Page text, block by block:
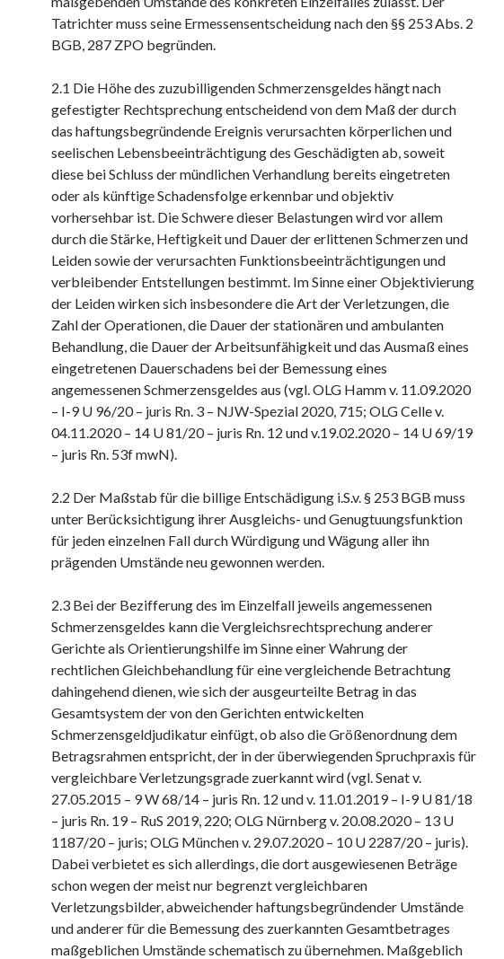
Tatrichter muss seine Ermessensentscheidung nach den §§ 253 Abs. 2
BGB, 287 ZPO begründen.
2.1 Die Höhe des zuzubilligenden Schmerzensgeldes hängt nach
gefestigter Rechtsprechung entscheidend von dem Maß der durch
das haftungsbegründende Ereignis verursachten körperlichen und
seelischen Lebensbeeinträchtigung des Geschädigten ab, soweit
diese bei Schluss der mündlichen Verhandlung bereits eingetreten
oder als künftige Schadensfolge erkennbar und objektiv
vorhersehbar ist. Die Schwere dieser Belastungen wird vor allem
durch die Stärke, Heftigkeit und Dauer der erlittenen Schmerzen und
Leiden sowie der verursachten Funktionsbeeinträchtigungen und
verbleibender Entstellungen bestimmt. Im Sinne einer Objektivierung
der Leiden wirken sich insbesondere die Art der Verletzungen, die
Zahl der Operationen, die Dauer der stationären und ambulanten
Behandlung, die Dauer der Arbeitsunfähigkeit und das Ausmaß eines
eingetretenen Dauerschadens bei der Bemessung eines
angemessenen Schmerzensgeldes aus (vgl. OLG Hamm v. 11.09.2020
– I-9 U 96/20 – juris Rn. 3 – NJW-Spezial 2020, 715; OLG Celle v.
04.11.2020 – 14 U 81/20 – juris Rn. 12 und v.19.02.2020 – 14 U 69/19
– juris Rn. 53f mwN).
2.2 Der Maßstab für die billige Entschädigung i.S.v. § 253 BGB muss
unter Berücksichtigung ihrer Ausgleichs- und Genugtuungsfunktion
für jeden einzelnen Fall durch Würdigung und Wägung aller ihn
prägenden Umstände neu gewonnen werden.
2.3 Bei der Bezifferung des im Einzelfall jeweils angemessenen
Schmerzensgeldes kann die Vergleichsrechtsprechung anderer
Gerichte als Orientierungshilfe im Sinne einer Wahrung der
rechtlichen Gleichbehandlung für eine vergleichende Betrachtung
dahingehend dienen, wie sich der ausgeurteilte Betrag in das
Gesamtsystem der von den Gerichten entwickelten
Schmerzensgeldjudikatur einfügt, ob also die Größenordnung dem
Betragsrahmen entspricht, der in der überwiegenden Spruchpraxis für
vergleichbare Verletzungsgrade zuerkannt wird (vgl. Senat v.
27.05.2015 – 9 W 68/14 – juris Rn. 12 und v. 11.01.2019 – I-9 U 81/18
– juris Rn. 19 – RuS 2019, 220; OLG Nürnberg v. 20.08.2020 – 13 U
1187/20 – juris; OLG München v. 29.07.2020 – 10 U 2287/20 – juris).
Dabei verbietet es sich allerdings, die dort ausgewiesenen Beträge
schon wegen der meist nur begrenzt vergleichbaren
Verletzungsbilder, abweichender haftungsbegründender Umstände
und anderer für die Bemessung des zuerkannten Gesamtbetrages
maßgeblichen Umstände schematisch zu übernehmen. Maßgeblich